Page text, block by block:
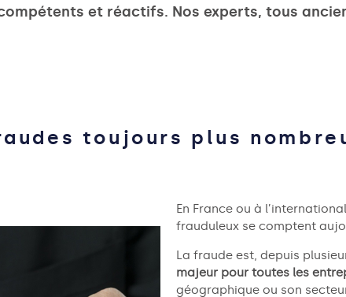
et réactifs. Nos experts, tous
toujours plus
En France ou à
frauduleux se comptent
La fraude est, depuis
majeur pour toutes les
géographique ou son